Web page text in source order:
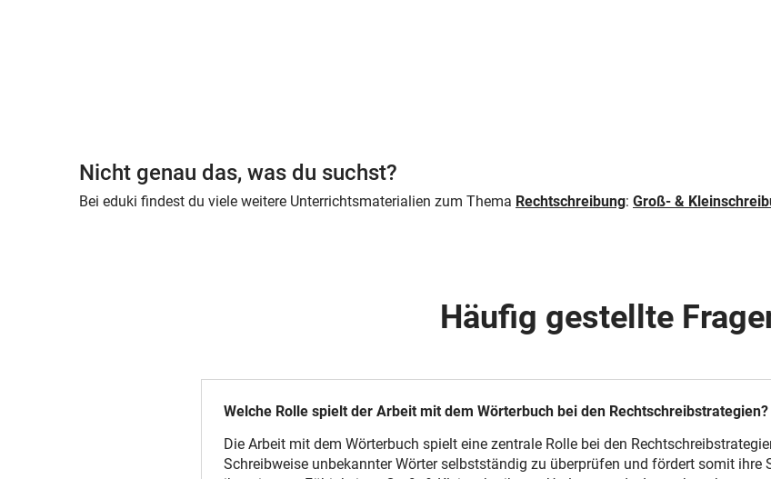
Nicht genau das, was du suchst?
Bei eduki findest du viele weitere Unterrichtsmaterialien zum Thema Rechtschreibung: Groß- &
Häufig gestellte
Welche Rolle spielt der Arbeit mit dem Wörterbuch bei den Rechtschreibstrategien?
Die Arbeit mit dem Wörterbuch spielt eine zentrale Rolle bei den
Schreibweise unbekannter Wörter selbstständig zu überprüfen und fördert somit ihre